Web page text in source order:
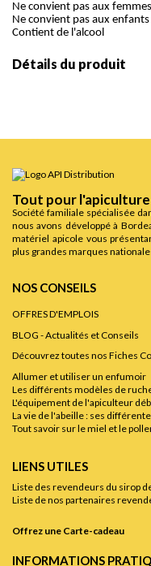
Ne convient pas aux
Ne convient pas aux enfants
Contient de l'alcool
Détails du produit
Tout pour l'apiculture
Société familiale spécialisée
nous avons développé à
matériel apicole vous
plus grandes marques
NOS CONSEILS
OFFRES D'EMPLOIS
BLOG - Actualités et Conseils
Découvrez toutes nos Fiches
Allumer et utiliser un enfumoir
Les différents modèles de
L'équipement de l'apiculteur
La vie de l'abeille : ses
Tout savoir sur le miel et le
LIENS UTILES
Liste des revendeurs du sirop
Liste de nos partenaires
Offrez une Carte-cadeau
INFORMATIONS